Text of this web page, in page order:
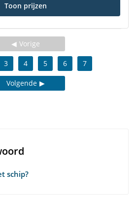
Toon prijzen
Vorige
3 4 5 6 7
Volgende
schip?